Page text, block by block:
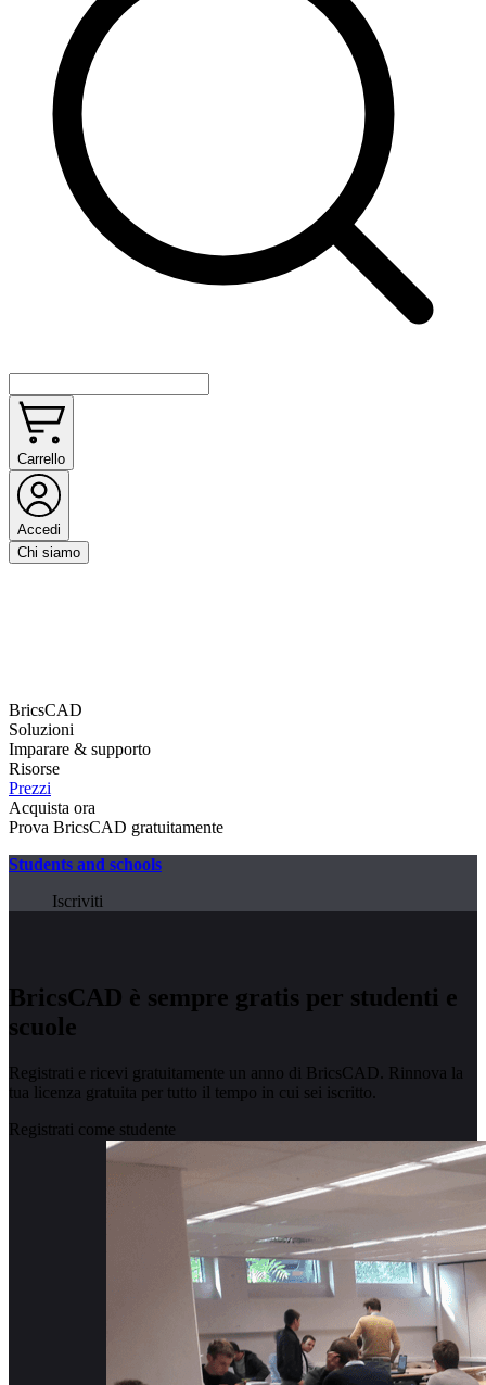
Carrello
Accedi
Chi siamo
BricsCAD
Soluzioni
Imparare & supporto
Risorse
Prezzi
Acquista ora
Prova BricsCAD gratuitamente
Students and schools
Iscriviti
BricsCAD è sempre gratis per studenti e
scuole
Registrati e ricevi gratuitamente un anno di BricsCAD. Rinnova la
tua licenza gratuita per tutto il tempo in cui sei iscritto.
Registrati come studente